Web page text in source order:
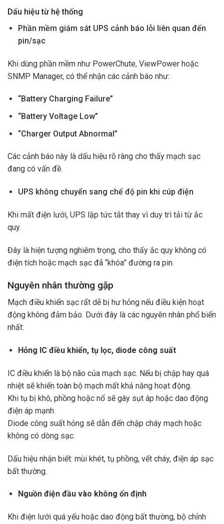
Dấu hiệu từ hệ thống
Phần mềm giám sát UPS cảnh báo lỗi liên quan đến
pin/sạc
Khi dùng phần mềm như PowerChute, ViewPower hoặc
SNMP Manager, có thể nhận các cảnh báo như:
“Battery Charging Failure”
“Battery Voltage Low”
“Charger Output Abnormal”
Các cảnh báo này là dấu hiệu rõ ràng cho thấy mạch sạc
đang có vấn đề.
UPS không chuyển sang chế độ pin khi cúp điện
Khi mất điện lưới, UPS lập tức tắt thay vì duy trì tải từ ắc
quy.
Đây là hiện tượng nghiêm trọng, cho thấy ắc quy không có
điện tích hoặc mạch sạc đã “khóa” đường ra pin.
Nguyên nhân thường gặp
Mạch điều khiển sạc rất dễ bị hư hỏng nếu điều kiện hoạt
động không đảm bảo. Dưới đây là các nguyên nhân phổ biến
nhất:
Hỏng IC điều khiển, tụ lọc, diode công suất
IC điều khiển là bộ não của mạch sạc. Nếu bị chập hay quá
nhiệt sẽ khiến toàn bộ mạch mất khả năng hoạt động.
Khi tụ bị khô, phồng hoặc nổ sẽ gây sụt áp hoặc dao động
điện áp mạnh.
Diode công suất hỏng sẽ dẫn đến chập cháy mạch hoặc
không có dòng sạc.
Dấu hiệu nhận biết: mùi khét, tụ phồng, vết cháy, điện áp sạc
bất thường.
Nguồn điện đầu vào không ổn định
Khi điện lưới quá yếu hoặc dao động bất thường, bộ chỉnh